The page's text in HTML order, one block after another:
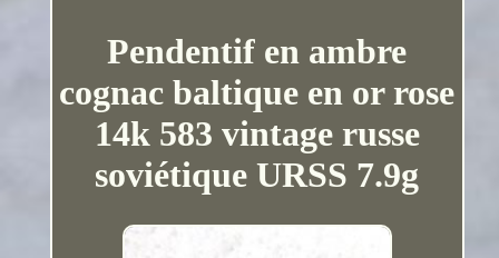
Pendentif en ambre
cognac baltique en or rose
14k 583 vintage russe
soviétique URSS 7.9g